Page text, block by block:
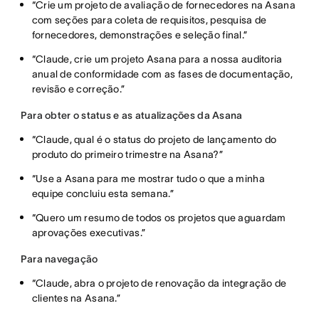
“Crie um projeto de avaliação de fornecedores na Asana
com seções para coleta de requisitos, pesquisa de
fornecedores, demonstrações e seleção final.”
“Claude, crie um projeto Asana para a nossa auditoria
anual de conformidade com as fases de documentação,
revisão e correção.”
Para obter o status e as atualizações da Asana
“Claude, qual é o status do projeto de lançamento do
produto do primeiro trimestre na Asana?”
“Use a Asana para me mostrar tudo o que a minha
equipe concluiu esta semana.”
“Quero um resumo de todos os projetos que aguardam
aprovações executivas.”
Para navegação
“Claude, abra o projeto de renovação da integração de
clientes na Asana.”